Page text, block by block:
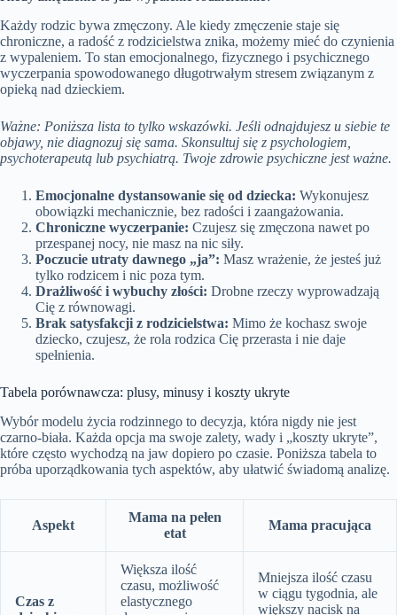
Każdy rodzic bywa zmęczony. Ale kiedy zmęczenie staje się
chroniczne, a radość z rodzicielstwa znika, możemy mieć do czynienia
z wypaleniem. To stan emocjonalnego, fizycznego i psychicznego
wyczerpania spowodowanego długotrwałym stresem związanym z
opieką nad dzieckiem.
Ważne: Poniższa lista to tylko wskazówki. Jeśli odnajdujesz u siebie te
objawy, nie diagnozuj się sama. Skonsultuj się z psychologiem,
psychoterapeutą lub psychiatrą. Twoje zdrowie psychiczne jest ważne.
Emocjonalne dystansowanie się od dziecka: Wykonujesz
obowiązki mechanicznie, bez radości i zaangażowania.
Chroniczne wyczerpanie: Czujesz się zmęczona nawet po
przespanej nocy, nie masz na nic siły.
Poczucie utraty dawnego „ja”: Masz wrażenie, że jesteś już
tylko rodzicem i nic poza tym.
Drażliwość i wybuchy złości: Drobne rzeczy wyprowadzają
Cię z równowagi.
Brak satysfakcji z rodzicielstwa: Mimo że kochasz swoje
dziecko, czujesz, że rola rodzica Cię przerasta i nie daje
spełnienia.
Tabela porównawcza: plusy, minusy i koszty ukryte
Wybór modelu życia rodzinnego to decyzja, która nigdy nie jest
czarno-biała. Każda opcja ma swoje zalety, wady i „koszty ukryte”,
które często wychodzą na jaw dopiero po czasie. Poniższa tabela to
próba uporządkowania tych aspektów, aby ułatwić świadomą analizę.
Aspekt
Mama na pełen
etat
Mama pracująca
Czas z
Większa ilość
czasu, możliwość
elastycznego
Mniejsza ilość czasu
w ciągu tygodnia, ale
większy nacisk na